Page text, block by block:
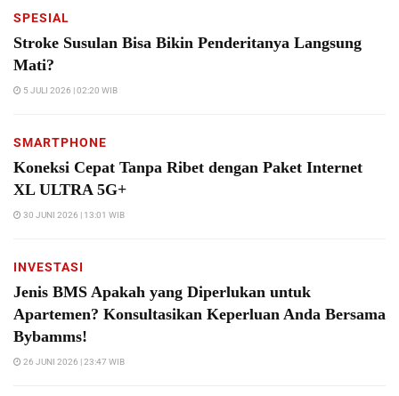
SPESIAL
Stroke Susulan Bisa Bikin Penderitanya Langsung
Mati?
5 JULI 2026 | 02:20 WIB
SMARTPHONE
Koneksi Cepat Tanpa Ribet dengan Paket Internet
XL ULTRA 5G+
30 JUNI 2026 | 13:01 WIB
INVESTASI
Jenis BMS Apakah yang Diperlukan untuk
Apartemen? Konsultasikan Keperluan Anda Bersama
Bybamms!
26 JUNI 2026 | 23:47 WIB